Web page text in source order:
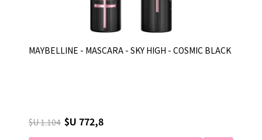
MAYBELLINE - MASCARA - SKY HIGH - COSMIC BLACK
$U 1.104 $U 772,8